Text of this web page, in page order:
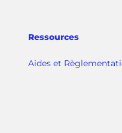
Ressources
Aides et